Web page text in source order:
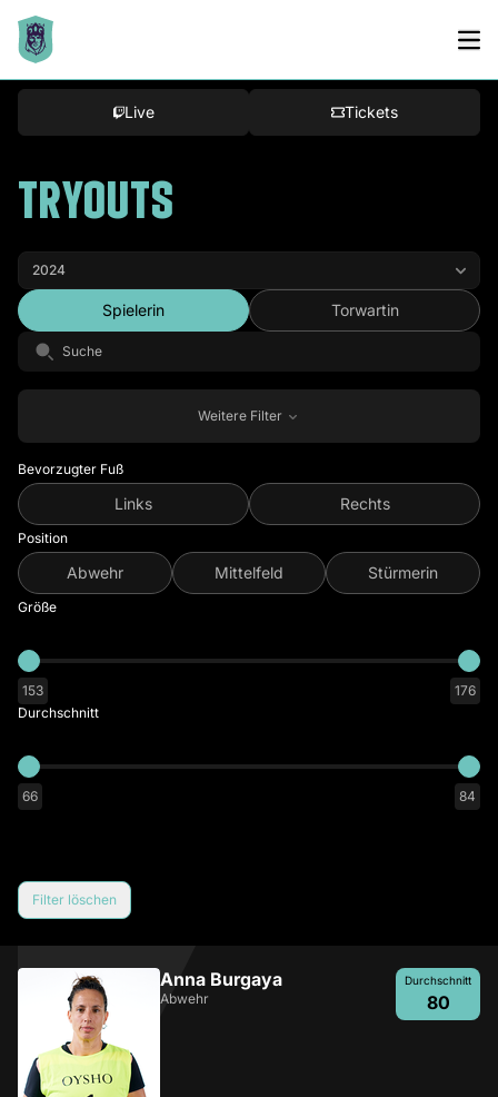
Live Tickets
TRYOUTS
Spielerin Torwartin
Weitere Filter
Bevorzugter Fuß
Links Rechts
Position
Abwehr Mittelfeld Stürmerin
Größe
153
176
Durchschnitt
66 84
Filter löschen
Anna Burgaya
Abwehr
Durchschnitt
80